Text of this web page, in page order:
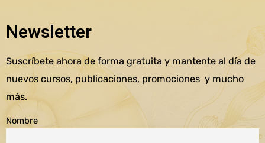
Newsletter
Suscríbete ahora de forma gratuita y mantente al día de
nuevos cursos, publicaciones, promociones y mucho
más.
Nombre